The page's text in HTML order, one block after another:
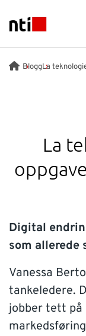
NTI logo
BloggLa
La
Digital
som allerede
Vanessa
tankeledere.
jobber tett på